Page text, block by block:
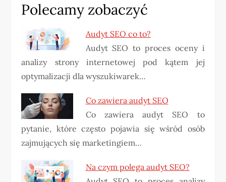
Polecamy zobaczyć
Audyt SEO co to?
Audyt SEO to proces oceny i
analizy strony internetowej pod kątem jej
optymalizacji dla wyszukiwarek…
Co zawiera audyt SEO
Co zawiera audyt SEO to
pytanie, które często pojawia się wśród osób
zajmujących się marketingiem…
Na czym polega audyt SEO?